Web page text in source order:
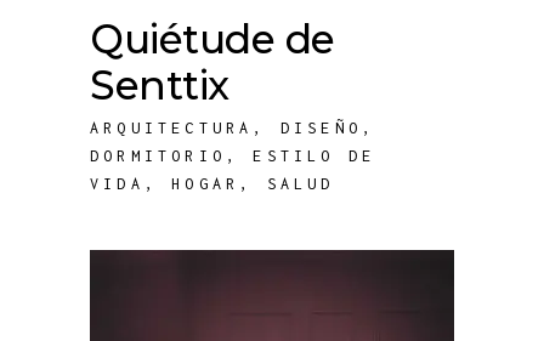
Quiétude de
Senttix
ARQUITECTURA , DISEÑO ,
DORMITORIO ,ESTILO DE
VIDA ,HOGAR , SALUD